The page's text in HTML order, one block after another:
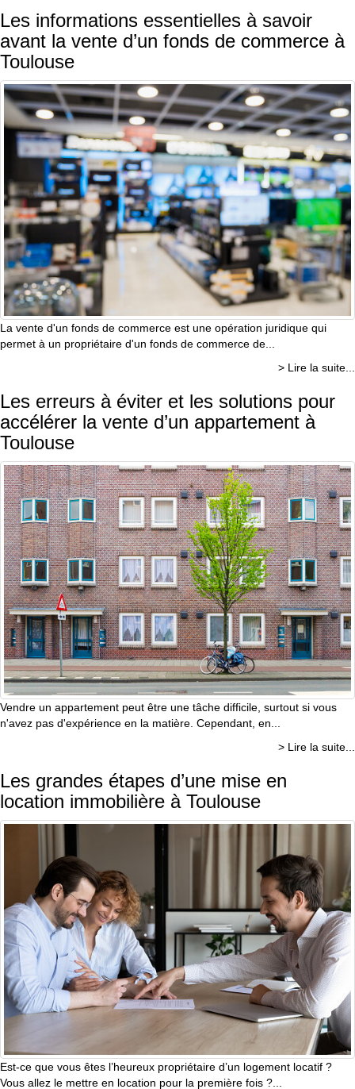
Les informations essentielles à savoir
avant la vente d’un fonds de commerce à
Toulouse
La vente d'un fonds de commerce est une opération juridique qui
permet à un propriétaire d'un fonds de commerce de...
> Lire la suite...
Les erreurs à éviter et les solutions pour
accélérer la vente d’un appartement à
Toulouse
Vendre un appartement peut être une tâche difficile, surtout si vous
n'avez pas d'expérience en la matière. Cependant, en...
> Lire la suite...
Les grandes étapes d’une mise en
location immobilière à Toulouse
Est-ce que vous êtes l’heureux propriétaire d’un logement locatif ?
Vous allez le mettre en location pour la première fois ?...